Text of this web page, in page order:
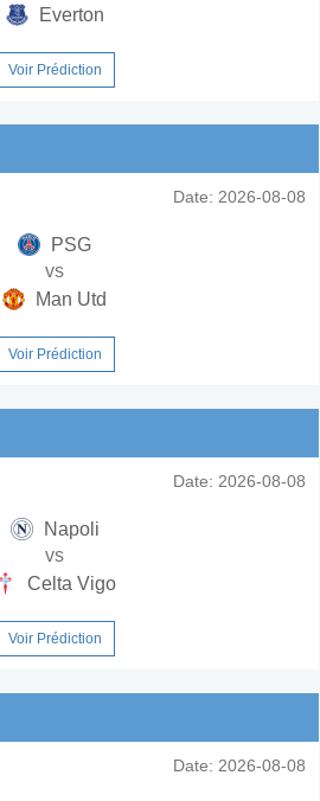
Everton
Voir Prédiction
Date: 2026-08-08
PSG
vs
Man Utd
Voir Prédiction
Date: 2026-08-08
Napoli
vs
Celta Vigo
Voir Prédiction
Date: 2026-08-08